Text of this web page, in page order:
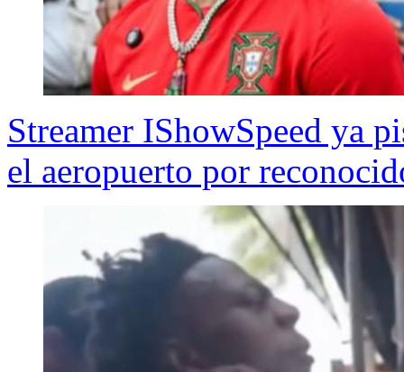
Streamer IShowSpeed ya
el aeropuerto por